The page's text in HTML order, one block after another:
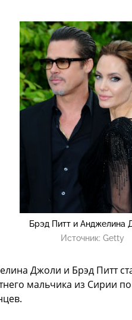
Брэд Питт и Анджелина
Источник: Getty
Джоли и Брэд Питт
мальчика из Сирии